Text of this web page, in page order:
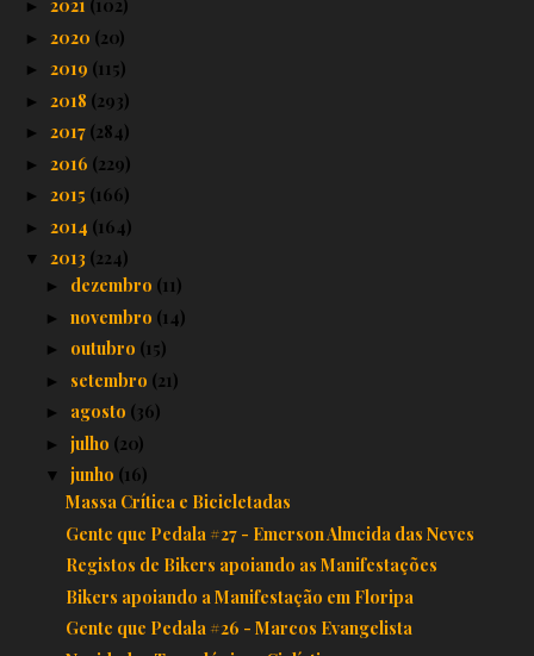
► 2021 (102)
► 2020 (20)
► 2019 (115)
► 2018 (293)
► 2017 (284)
► 2016 (229)
► 2015 (166)
► 2014 (164)
▼ 2013 (224)
► dezembro (11)
► novembro (14)
► outubro (15)
► setembro (21)
► agosto (36)
► julho (20)
▼ junho (16)
Massa Crítica e Bicicletadas
Gente que Pedala #27 - Emerson Almeida das Neves
Registos de Bikers apoiando as Manifestações
Bikers apoiando a Manifestação em Floripa
Gente que Pedala #26 - Marcos Evangelista